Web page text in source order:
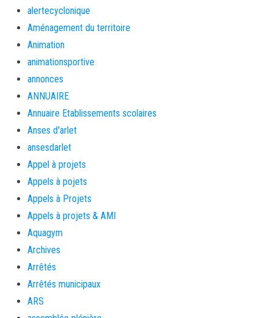
alertecyclonique
Aménagement du territoire
Animation
animationsportive
annonces
ANNUAIRE
Annuaire Etablissements scolaires
Anses d'arlet
ansesdarlet
Appel à projets
Appels à pojets
Appels à Projets
Appels à projets & AMI
Aquagym
Archives
Arrêtés
Arrêtés municipaux
ARS